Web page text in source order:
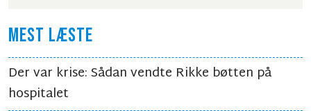
MEST LÆSTE
Der var krise: Sådan vendte Rikke bøtten på
hospitalet